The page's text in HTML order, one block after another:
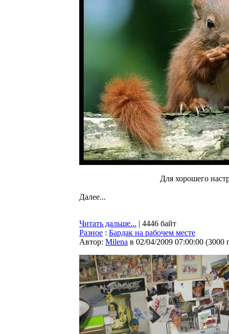
Для хорошего
Далее...
Читать дальше... | 4446 байт
Разное : Бардак на рабочем месте
Автор: Milena в 02/04/2009 07:00:00 (3000